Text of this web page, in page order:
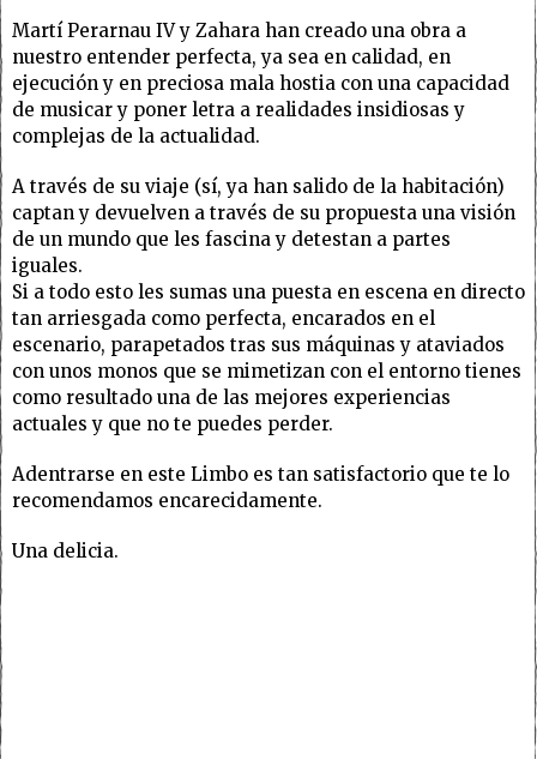
Martí Perarnau IV y Zahara han creado una obra a
nuestro entender perfecta, ya sea en calidad, en
ejecución y en preciosa mala hostia con una capacidad
de musicar y poner letra a realidades insidiosas y
complejas de la actualidad.
A través de su viaje (sí, ya han salido de la habitación)
captan y devuelven a través de su propuesta una visión
de un mundo que les fascina y detestan a partes
iguales.
Si a todo esto les sumas una puesta en escena en directo
tan arriesgada como perfecta, encarados en el
escenario, parapetados tras sus máquinas y ataviados
con unos monos que se mimetizan con el entorno tienes
como resultado una de las mejores experiencias
actuales y que no te puedes perder.
Adentrarse en este Limbo es tan satisfactorio que te lo
recomendamos encarecidamente.
Una delicia.